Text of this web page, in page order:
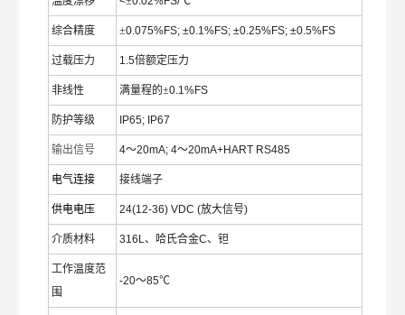
综合精度 ±0.075%FS; ±0.1%FS; ±0.25%FS; ±0.5%FS
过载压力 1.5倍额定压力
非线性 满量程的±0.1%FS
防护等级 IP65; IP67
输出信号 4～20mA; 4～20mA+HART RS485
电气连接 接线端子
供电电压 24(12-36) VDC (放大信号)
介质材料 316L、哈氏合金C、钽
工作温度范
围
-20～85℃